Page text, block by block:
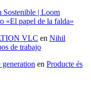
Sostenible | Loom
«El papel de la falda»
VLC en Nihil
de trabajo
en Producte és